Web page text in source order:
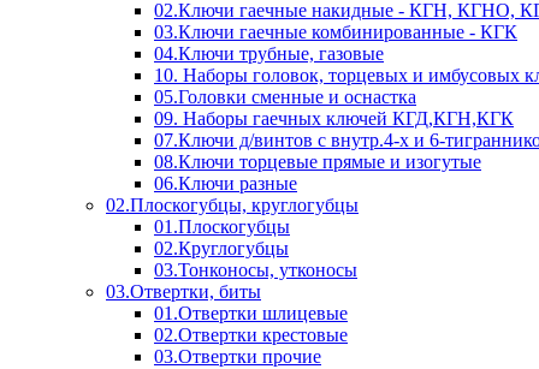
02.Ключи гаечные накидные - КГН, КГНО,
03.Ключи гаечные комбинированные - КГК
04.Ключи трубные, газовые
10. Наборы головок, торцевых и имбусовых
05.Головки сменные и оснастка
09. Наборы гаечных ключей КГД,КГН,КГК
07.Ключи д/винтов с внутр.4-х и 6-
08.Ключи торцевые прямые и изогутые
06.Ключи разные
02.Плоскогубцы, круглогубцы
01.Плоскогубцы
02.Круглогубцы
03.Тонконосы, утконосы
03.Отвертки, биты
01.Отвертки шлицевые
02.Отвертки крестовые
03.Отвертки прочие